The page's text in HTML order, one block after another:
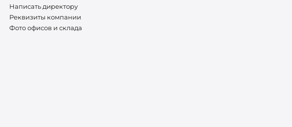
Написать директору
Реквизиты компании
Фото офисов и склада